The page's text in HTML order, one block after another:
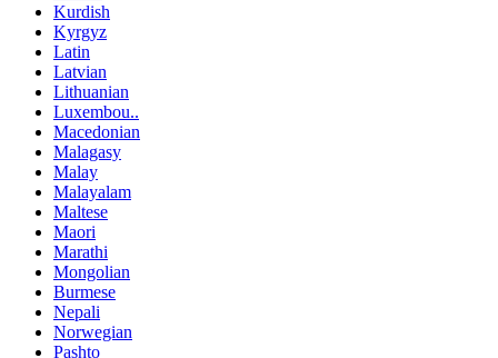
Kurdish
Kyrgyz
Latin
Latvian
Lithuanian
Luxembou..
Macedonian
Malagasy
Malay
Malayalam
Maltese
Maori
Marathi
Mongolian
Burmese
Nepali
Norwegian
Pashto